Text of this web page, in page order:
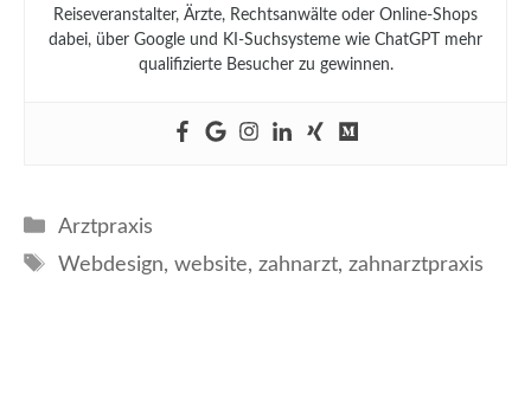
Reiseveranstalter, Ärzte, Rechtsanwälte oder Online-Shops
dabei, über Google und KI-Suchsysteme wie ChatGPT mehr
qualifizierte Besucher zu gewinnen.
Kategorien
Arztpraxis
Schlagwörter
Webdesign, website, zahnarzt, zahnarztpraxis